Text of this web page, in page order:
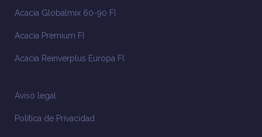
Acacia Globalmix 60-90 FI
Acacia Premium FI
Acacia Reinverplus Europa FI
Aviso legal
Política de Privacidad